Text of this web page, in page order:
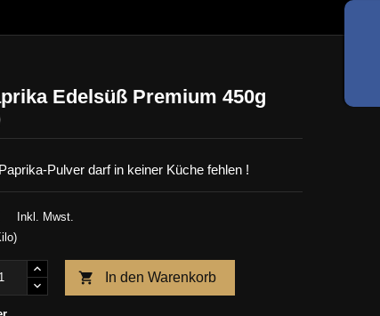
Edelsüß Premium 450g
Pulver darf in keiner Küche fehlen !
Inkl. Mwst.
 In den Warenkorb